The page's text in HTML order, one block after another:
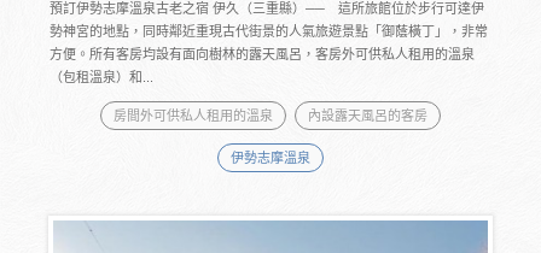
預訂伊勢志摩溫泉古老之宿 伊久（三重縣）── 這所旅館位於步行可達伊
勢神宮的地點，同時鄰近重現古代街景的人氣旅遊景點「御蔭橫丁」，非常
方便。所有客房均設有面向樹林的露天風呂，客房外可供私人租用的溫泉
（包租溫泉）和...
房間外可供私人租用的溫泉 內設露天風呂的客房
伊勢志摩溫泉